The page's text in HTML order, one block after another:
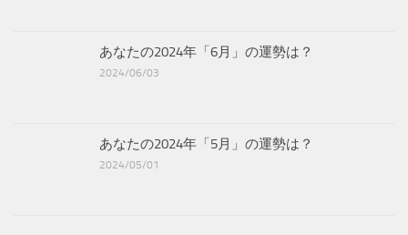
あなたの2024年「6月」の運勢は？
2024/06/03
あなたの2024年「5月」の運勢は？
2024/05/01